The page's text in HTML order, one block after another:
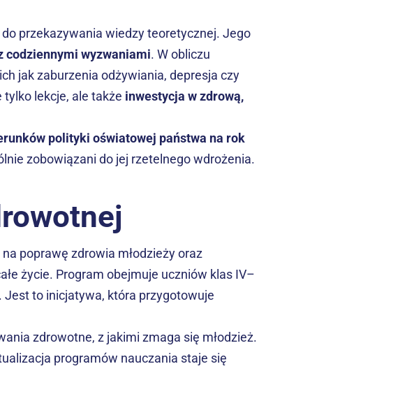
przekazywania wiedzy teoretycznej. Jego
codziennymi wyzwaniami. W obliczu
jak zaburzenia odżywiania, depresja czy
lekcje, ale także inwestycja w zdrową,
polityki oświatowej państwa na rok
zobowiązani do jej rzetelnego wdrożenia.
poprawę zdrowia młodzieży oraz
życie. Program obejmuje uczniów klas IV–
Jest to inicjatywa, która przygotowuje
zdrowotne, z jakimi zmaga się młodzież.
programów nauczania staje się